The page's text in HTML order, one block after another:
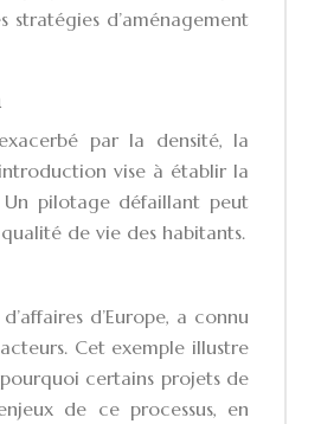
stratégies d’aménagement
par la densité, la
vise à établir la
pilotage défaillant peut
de vie des habitants.
d’Europe, a connu
Cet exemple illustre
certains projets de
de ce processus, en